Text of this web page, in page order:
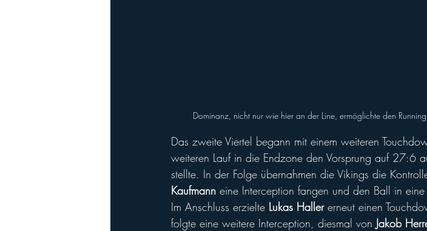
Dominanz, nicht nur wie hier an der Line, ermöglichte den
Das zweite Viertel begann mit einem weiteren
weiteren Lauf in die Endzone den Vorsprung auf 27:6
stellte. In der Folge übernahmen die Vikings die
Kaufmann eine Interception fangen und den Ball in
Im Anschluss erzielte Lukas Haller erneut einen
folgte eine weitere Interception, diesmal von Jakob